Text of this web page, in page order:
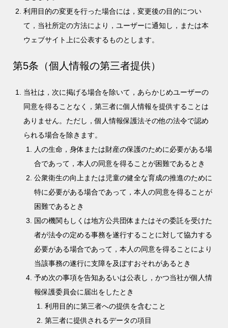
利用目的の変更を行った場合には，変更後の目的につい
て，当社所定の方法により，ユーザーに通知し，または本
ウェブサイト上に公表するものとします。
第5条（個人情報の第三者提供）
当社は，次に掲げる場合を除いて，あらかじめユーザーの
同意を得ることなく，第三者に個人情報を提供することは
ありません。ただし，個人情報保護法その他の法令で認め
られる場合を除きます。
人の生命，身体または財産の保護のために必要がある場
合であって，本人の同意を得ることが困難であるとき
公衆衛生の向上または児童の健全な育成の推進のために
特に必要がある場合であって，本人の同意を得ることが
困難であるとき
国の機関もしくは地方公共団体またはその委託を受けた
者が法令の定める事務を遂行することに対して協力する
必要がある場合であって，本人の同意を得ることにより
当該事務の遂行に支障を及ぼすおそれがあるとき
予め次の事項を告知あるいは公表し，かつ当社が個人情
報保護委員会に届出をしたとき
利用目的に第三者への提供を含むこと
第三者に提供されるデータの項目